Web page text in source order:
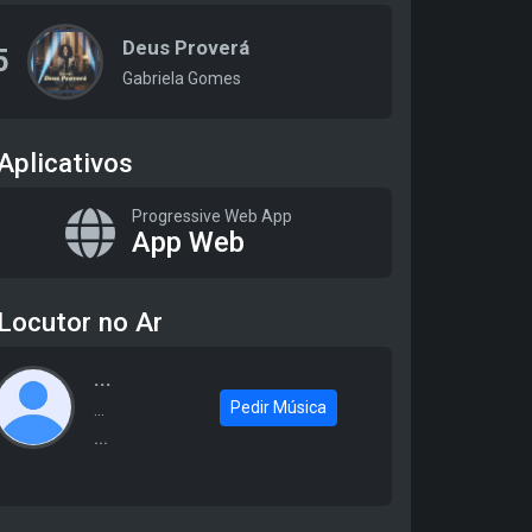
Deus Proverá
Gabriela Gomes
Progressive Web App
App Web
Locutor no Ar
...
...
Pedir Música